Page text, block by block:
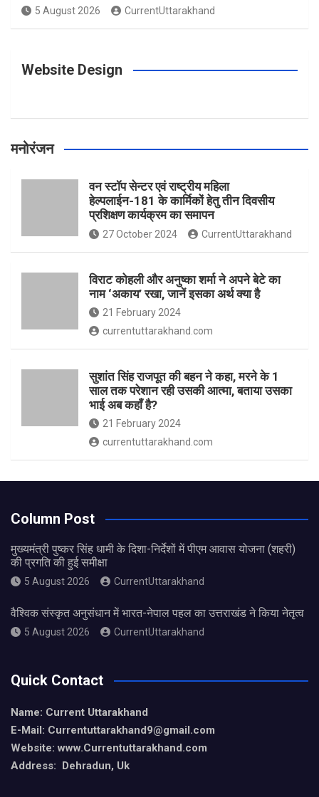
5 August 2026 CurrentUttarakhand
Website Design
मनोरंजन
वन स्टॉप सेन्टर एवं राष्ट्रीय महिला
हेल्पलाईन-181 के कार्मिकों हेतु तीन दिवसीय
प्रशिक्षण कार्यक्रम का समापन
27 October 2024 CurrentUttarakhand
विराट कोहली और अनुष्का शर्मा ने अपने बेटे का
नाम ‘अकाय’ रखा, जानें इसका अर्थ क्‍या है
21 February 2024
currentuttarakhand.com
सुशांत सिंह राजपूत की बहन ने कहा, मरने के 1
साल तक परेशान रही उसकी आत्मा, बताया उसका
भाई अब कहाँ है?
21 February 2024
currentuttarakhand.com
Column Post
मुख्यमंत्री पुष्कर सिंह धामी के दिशा-निर्देशों में पीएम आवास योजना (शहरी)
की प्रगति की हुई समीक्षा
5 August 2026 CurrentUttarakhand
वैश्विक संस्कृत अनुसंधान में भारत-नेपाल पहल का उत्तराखंड ने किया नेतृत्व
5 August 2026 CurrentUttarakhand
Quick Contact
Name: Current Uttarakhand
E-Mail: Currentuttarakhand9@gmail.com
Website: www.Currentuttarakhand.com
Address: Dehradun, Uk